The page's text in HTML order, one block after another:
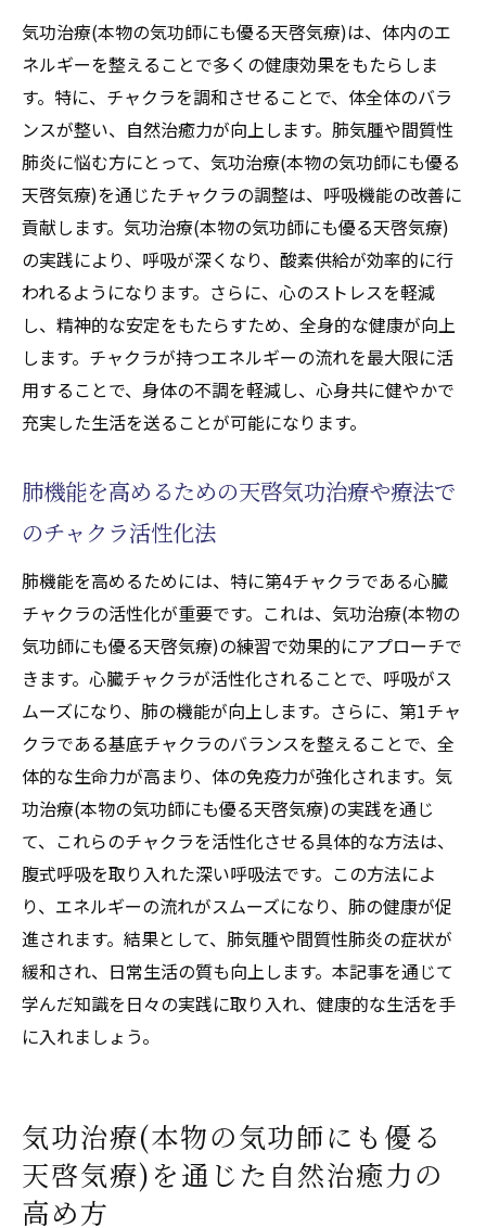
気功治療(本物の気功師にも優る天啓気療)は、体内のエ
ネルギーを整えることで多くの健康効果をもたらしま
す。特に、チャクラを調和させることで、体全体のバラ
ンスが整い、自然治癒力が向上します。肺気腫や間質性
肺炎に悩む方にとって、気功治療(本物の気功師にも優る
天啓気療)を通じたチャクラの調整は、呼吸機能の改善に
貢献します。気功治療(本物の気功師にも優る天啓気療)
の実践により、呼吸が深くなり、酸素供給が効率的に行
われるようになります。さらに、心のストレスを軽減
し、精神的な安定をもたらすため、全身的な健康が向上
します。チャクラが持つエネルギーの流れを最大限に活
用することで、身体の不調を軽減し、心身共に健やかで
充実した生活を送ることが可能になります。
肺機能を高めるための天啓気功治療や療法で
のチャクラ活性化法
肺機能を高めるためには、特に第4チャクラである心臓
チャクラの活性化が重要です。これは、気功治療(本物の
気功師にも優る天啓気療)の練習で効果的にアプローチで
きます。心臓チャクラが活性化されることで、呼吸がス
ムーズになり、肺の機能が向上します。さらに、第1チャ
クラである基底チャクラのバランスを整えることで、全
体的な生命力が高まり、体の免疫力が強化されます。気
功治療(本物の気功師にも優る天啓気療)の実践を通じ
て、これらのチャクラを活性化させる具体的な方法は、
腹式呼吸を取り入れた深い呼吸法です。この方法によ
り、エネルギーの流れがスムーズになり、肺の健康が促
進されます。結果として、肺気腫や間質性肺炎の症状が
緩和され、日常生活の質も向上します。本記事を通じて
学んだ知識を日々の実践に取り入れ、健康的な生活を手
に入れましょう。
気功治療(本物の気功師にも優る
天啓気療)を通じた自然治癒力の
高め方